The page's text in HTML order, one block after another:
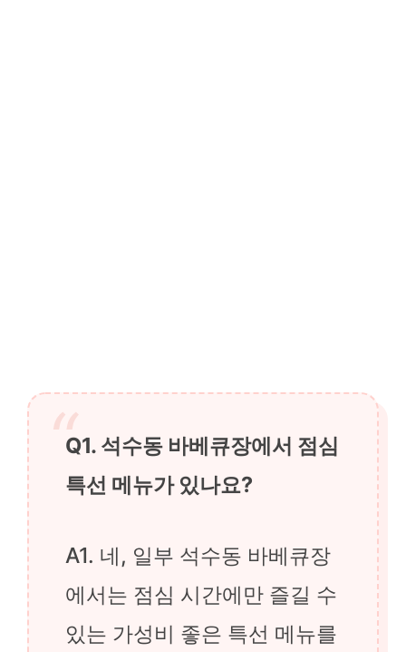
Q1. 석수동 바베큐장에서 점심
특선 메뉴가 있나요?
A1. 네, 일부 석수동 바베큐장
에서는 점심 시간에만 즐길 수
있는 가성비 좋은 특선 메뉴를